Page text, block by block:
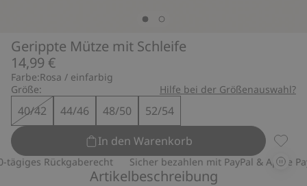
Gerippte Mütze mit Schleife
14,99 €
Farbe:Rosa / einfarbig
Größe:
Hilfe bei der Größenauswahl?
40/42 44/46 48/50
52/54
In den Warenkorb
Rückgaberecht Sicher bezahlen mit PayPal & Apple Pay
Artikelbeschreibung